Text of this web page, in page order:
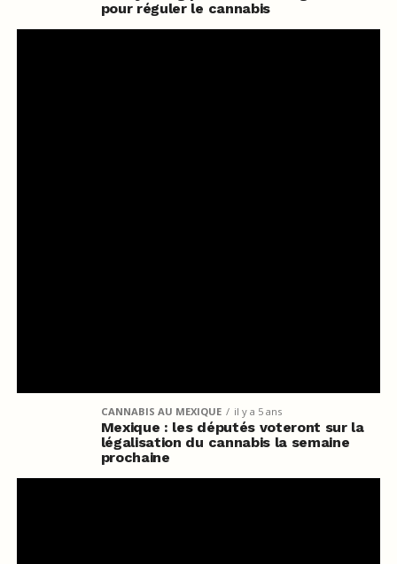
pour réguler le cannabis
CANNABIS AU MEXIQUE il y a 5 ans
Mexique : les députés voteront sur la
légalisation du cannabis la semaine
prochaine